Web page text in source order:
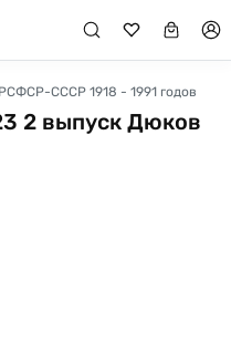
СССР 1918 - 1991 годов
2 выпуск Дюков